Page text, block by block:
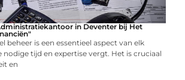
in Deventer bij Het
beheer is een essentieel aspect van elk
nodige tijd en expertise vergt. Het is cruciaal
en